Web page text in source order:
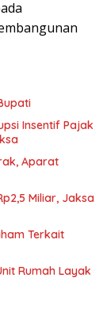
Insentif Pajak
Aparat
Miliar, Jaksa
Terkait
Rumah Layak